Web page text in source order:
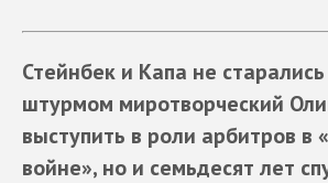
Стейнбек и Капа не старались
штурмом миротворческий
выступить в роли арбитров в
войне», но и семьдесят лет